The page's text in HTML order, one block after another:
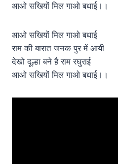
आओ सखियों मिल गाओ बधाई।।
आओ सखियों मिल गाओ बधाई
राम की बारात जनक पुर में आयी
देखो दूल्हा बने है राम रघुराई
आओ सखियों मिल गाओ बधाई।।